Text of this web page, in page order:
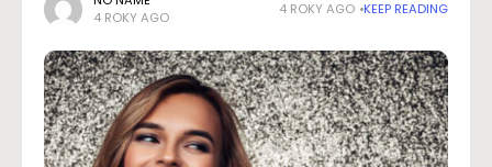
páru
4 ROKY AGO
4 ROKY AGO KEEP READING